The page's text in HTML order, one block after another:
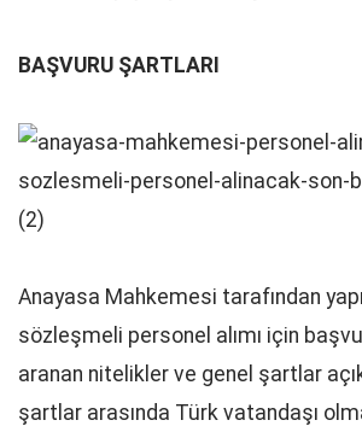
BAŞVURU ŞARTLARI
Anayasa Mahkemesi tarafından
sözleşmeli personel alımı için
aranan nitelikler ve genel şartlar
şartlar arasında Türk vatandaşı